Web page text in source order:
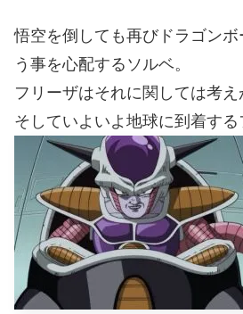
悟空を倒しても再びドラゴンボ
う事を心配するソルベ。
フリーザはそれに関しては考え
そしていよいよ地球に到着する